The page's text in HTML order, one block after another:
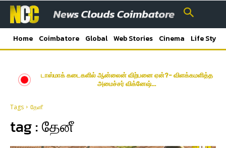
Home Coimbatore Global Web Stories Cinema Life Style
டாஸ்மாக் கடைகளில் ஆன்லைன் விற்பனை ஏன்?- விளக்கமளித்த
அமைச்சர் விக்னேஷ்…
Tags தேனீ
tag :தேனீ